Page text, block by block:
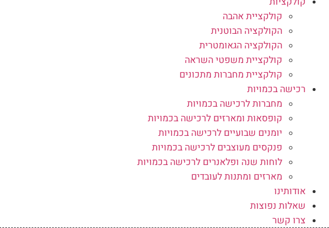
קולקציית אהבה
הקולקציה הבוטנית
הקולקציה הגאומטרית
קולקציית משפטי השראה
קולקציית מחברות מתכונים
רכישה בכמויות
מחברות לרכישה בכמויות
קופסאות ומארזים לרכישה בכמויות
יומנים שבועיים לרכישה בכמויות
פנקסים מעוצבים לרכישה בכמויות
לוחות שנה ופלאנרים לרכישה בכמויות
מארזים ומתנות לעובדים
אודותינו
שאלות נפוצות
צרו קשר